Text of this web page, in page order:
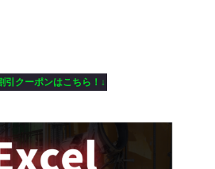
引クーポンはこちら！↓